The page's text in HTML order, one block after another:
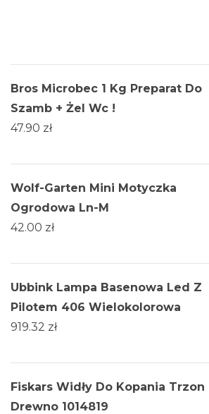
Bros Microbec 1 Kg Preparat Do
Szamb + Żel Wc !
47.90 zł
Wolf-Garten Mini Motyczka
Ogrodowa Ln-M
42.00 zł
Ubbink Lampa Basenowa Led Z
Pilotem 406 Wielokolorowa
919.32 zł
Fiskars Widły Do Kopania Trzon
Drewno 1014819